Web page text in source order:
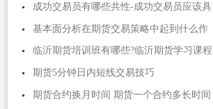
成功交易员有哪些共性-成功交易员应该具
基本面分析在期货交易策略中起到什么作
临沂期货培训班有哪些?临沂期货学习课程
期货5分钟日内短线交易技巧
期货合约换月时间 期货一个合约多长时间